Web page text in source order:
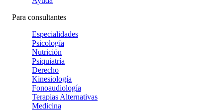
Para consultantes
Especialidades
Psicología
Nutrición
Psiquiatría
Derecho
Kinesiología
Fonoaudiología
Terapias Alternativas
Medicina